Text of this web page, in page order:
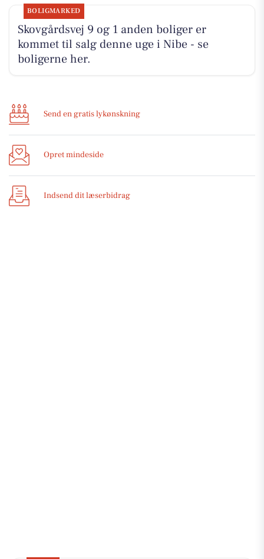
BOLIGMARKED
Skovgårdsvej 9 og 1 anden boliger er
kommet til salg denne uge i Nibe - se
boligerne her.
Send en gratis lykønskning
Opret mindeside
Indsend dit læserbidrag